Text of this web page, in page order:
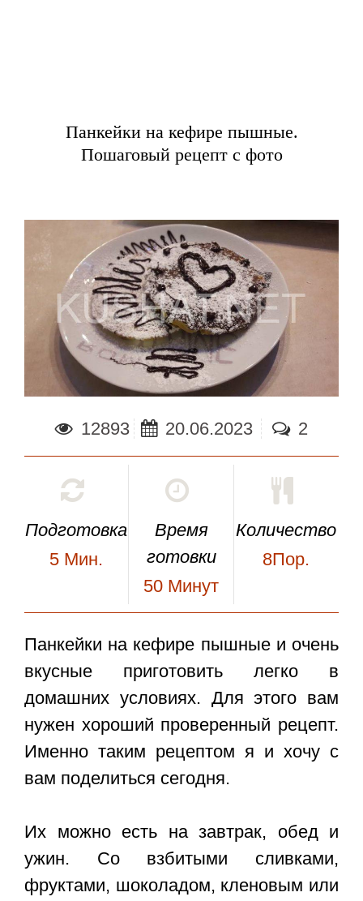
Панкейки на кефире пышные.
Пошаговый рецепт с фото
12893 20.06.2023 2
Подготовка
5 Мин.
Время
готовки
50 Минут
Количество
8Пор.
Панкейки на кефире пышныеи очень
вкусные приготовить легко в
домашних условиях. Для этого вам
нужен хороший проверенный рецепт.
Именно таким рецептом я и хочу с
вам поделиться сегодня.
Их можно есть на завтрак, обед и
ужин. Со взбитыми сливками,
фруктами, шоколадом, кленовым или